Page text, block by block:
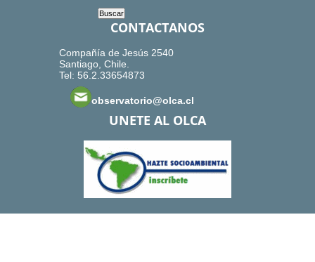
CONTACTANOS
Compañía de Jesús 2540
Santiago, Chile.
Tel: 56.2.33654873
observatorio@olca.cl
UNETE AL OLCA